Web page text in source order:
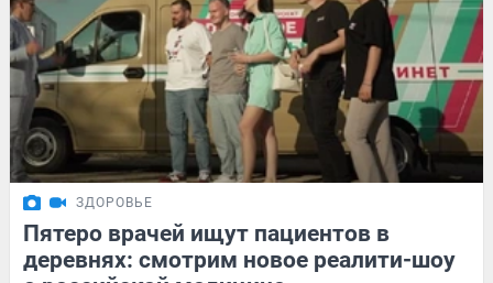
ЗДОРОВЬЕ
Пятеро врачей ищут пациентов в
деревнях: смотрим новое реалити-шоу